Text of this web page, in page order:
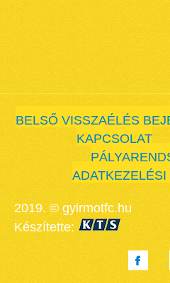
BELSŐ VISSZAÉLÉS
KAPCSOLAT
2019. © gyirmotfc.hu
Készítette: